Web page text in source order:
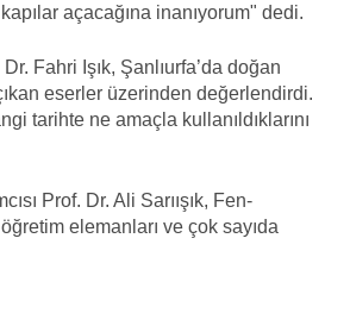
açacağına inanıyorum" dedi.
Fahri Işık, Şanlıurfa’da doğan
eserler üzerinden değerlendirdi.
tarihte ne amaçla kullanıldıklarını
Prof. Dr. Ali Sarıışık, Fen-
elemanları ve çok sayıda